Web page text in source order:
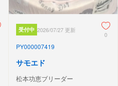
受付中 2026/07/27 更新
0
PY000007419
サモエド
松本功恵ブリーダー